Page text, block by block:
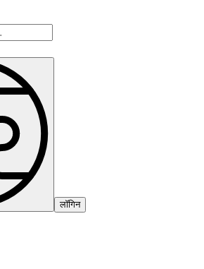
लॉगिन